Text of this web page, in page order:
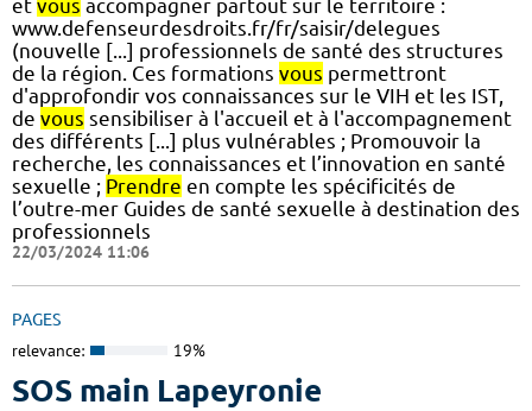
et vous accompagner partout sur le territoire :
www.defenseurdesdroits.fr/fr/saisir/delegues
(nouvelle [...] professionnels de santé des structures
de la région. Ces formations vous permettront
d'approfondir vos connaissances sur le VIH et les IST,
de vous sensibiliser à l'accueil et à l'accompagnement
des différents [...] plus vulnérables ; Promouvoir la
recherche, les connaissances et l’innovation en santé
sexuelle ; Prendre en compte les spécificités de
l’outre-mer Guides de santé sexuelle à destination des
professionnels
22/03/2024 11:06
PAGES
relevance: 19%
SOS main Lapeyronie